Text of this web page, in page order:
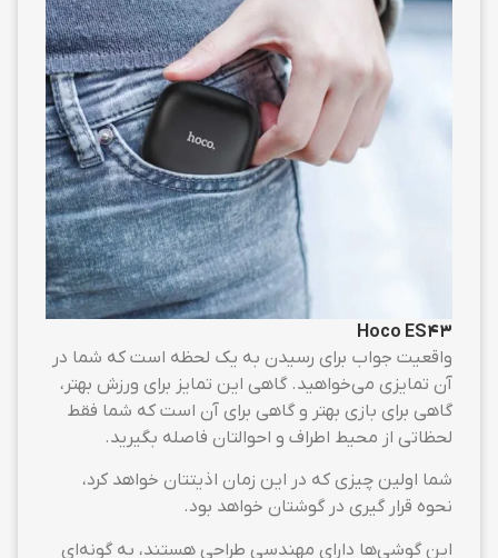
Hoco ES43
واقعیت جواب برای رسیدن به یک لحظه است که شما در
آن تمایزی می‌خواهید. گاهی این تمایز برای ورزش بهتر،
گاهی برای بازی بهتر و گاهی برای آن است که شما فقط
لحظاتی از محیط اطراف و احوالتان فاصله بگیرید.
شما اولین چیزی که در این زمان اذیتتان خواهد کرد،
نحوه قرار گیری در گوشتان خواهد بود.
این گوشی‌ها دارای مهندسی طراحی هستند، به گونه‌ای